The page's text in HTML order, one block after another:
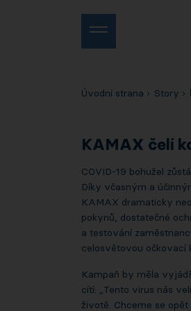
Úvodní strana Story
KAMAX čelí
COVID-19 bohužel
Díky včasným a
KAMAX dramaticky
pokynů, dostatečné
a testování
celosvětovou očkovací
Kampaň by měla
cítí: „Tento virus nás
životě. Chceme se